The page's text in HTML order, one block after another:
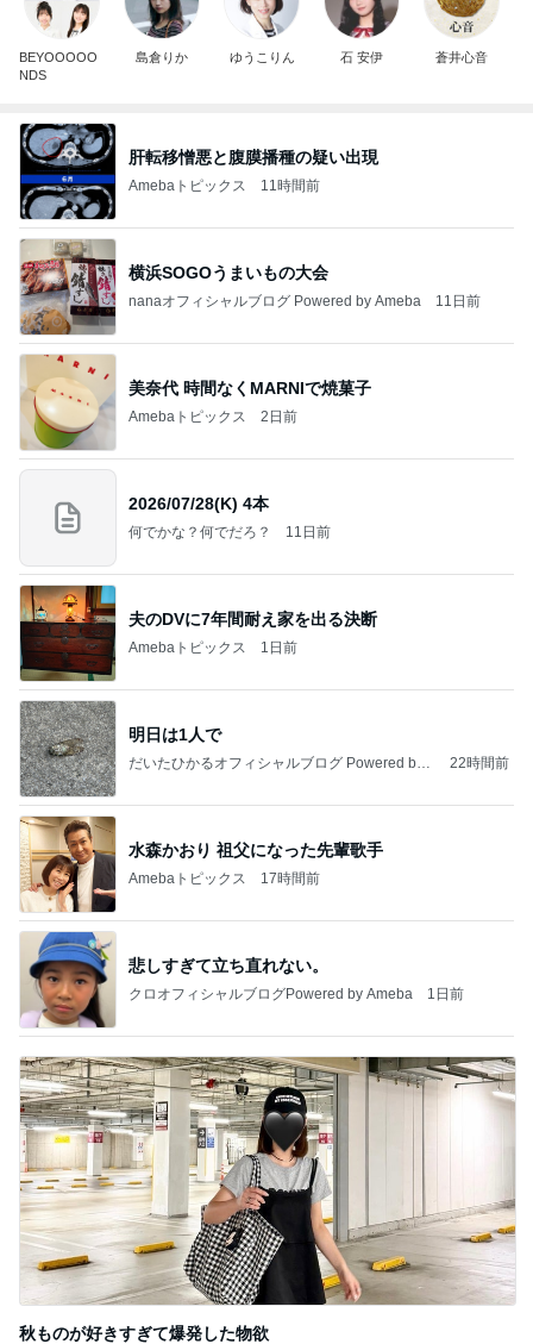
BEYOOOOO
NDS
島倉りか ゆうこりん 石 安伊 蒼井心音
肝転移憎悪と腹膜播種の疑い出現
Amebaトピックス 11時間前
横浜SOGOうまいもの大会
nanaオフィシャルブログ Powered by Ameba 11日前
美奈代 時間なくMARNIで焼菓子
Amebaトピックス 2日前
2026/07/28(K) 4本
何でかな？何でだろ？ 11日前
夫のDVに7年間耐え家を出る決断
Amebaトピックス 1日前
明日は1人で
だいたひかるオフィシャルブログ Powered by
22時間前
水森かおり 祖父になった先輩歌手
Amebaトピックス 17時間前
悲しすぎて立ち直れない。
クロオフィシャルブログPowered by Ameba 1日前
秋ものが好きすぎて爆発した物欲